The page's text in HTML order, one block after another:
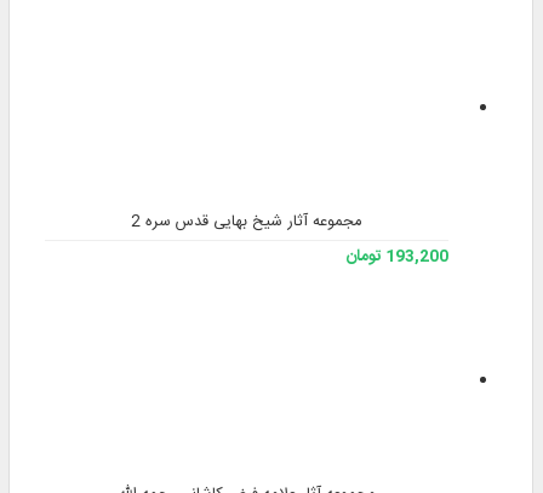
مجموعه آثار شیخ بهایی قدس سره 2
193,200 تومان